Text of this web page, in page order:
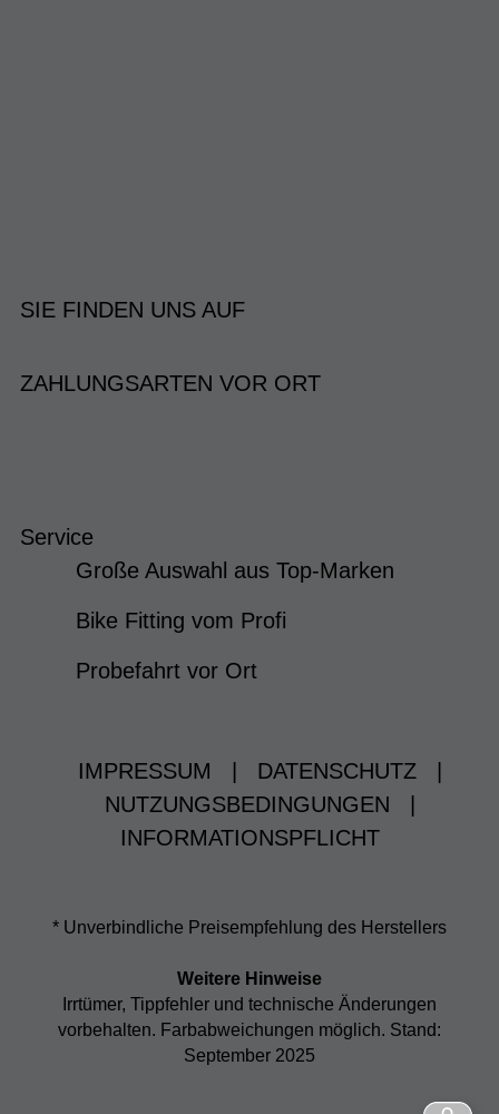
SIE FINDEN UNS AUF
ZAHLUNGSARTEN VOR ORT
Service
Große Auswahl aus Top-Marken
Bike Fitting vom Profi
Probefahrt vor Ort
IMPRESSUM DATENSCHUTZ
NUTZUNGSBEDINGUNGEN
INFORMATIONSPFLICHT
* Unverbindliche Preisempfehlung des Herstellers
Weitere Hinweise
Irrtümer, Tippfehler und technische Änderungen
vorbehalten. Farbabweichungen möglich. Stand:
September 2025